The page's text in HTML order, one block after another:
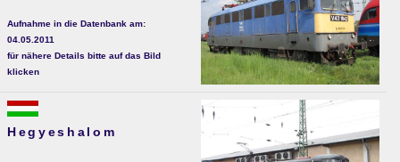
Aufnahme in die Datenbank am:
04.05.2011
für nähere Details bitte auf das Bild
klicken
Hegyeshalom